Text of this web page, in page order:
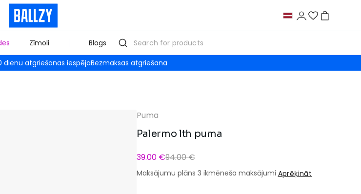
Zīmoli Blogs
dienu atgriešanas iespējaBezmaksas atgriešana
Puma
Palermo lth puma
39.00 €94.00 €
Maksājumu plāns 3 ikmēneša maksājumi Aprēķināt